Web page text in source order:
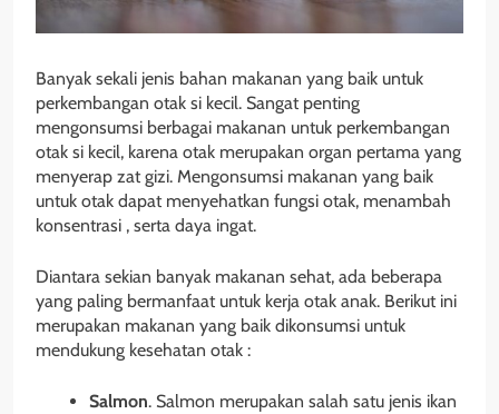
Banyak sekali jenis bahan makanan yang baik untuk
perkembangan otak si kecil. Sangat penting
mengonsumsi berbagai makanan untuk perkembangan
otak si kecil, karena otak merupakan organ pertama yang
menyerap zat gizi. Mengonsumsi makanan yang baik
untuk otak dapat menyehatkan fungsi otak, menambah
konsentrasi , serta daya ingat.
Diantara sekian banyak makanan sehat, ada beberapa
yang paling bermanfaat untuk kerja otak anak. Berikut ini
merupakan makanan yang baik dikonsumsi untuk
mendukung kesehatan otak :
Salmon. Salmon merupakan salah satu jenis ikan